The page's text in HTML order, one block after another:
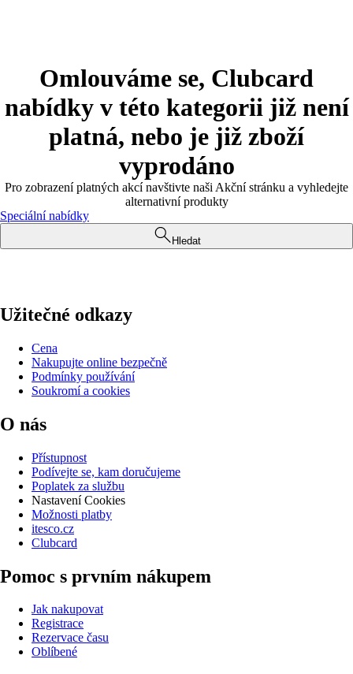
Omlouváme se, Clubcard
nabídky v této kategorii již není
platná, nebo je již zboží
vyprodáno
Pro zobrazení platných akcí navštivte naši Akční stránku a vyhledejte
alternativní produkty
Speciální nabídky
Hledat
Užitečné odkazy
Cena
Nakupujte online bezpečně
Podmínky používání
Soukromí a cookies
O nás
Přístupnost
Podívejte se, kam doručujeme
Poplatek za službu
Nastavení Cookies
Možnosti platby
itesco.cz
Clubcard
Pomoc s prvním nákupem
Jak nakupovat
Registrace
Rezervace času
Oblíbené